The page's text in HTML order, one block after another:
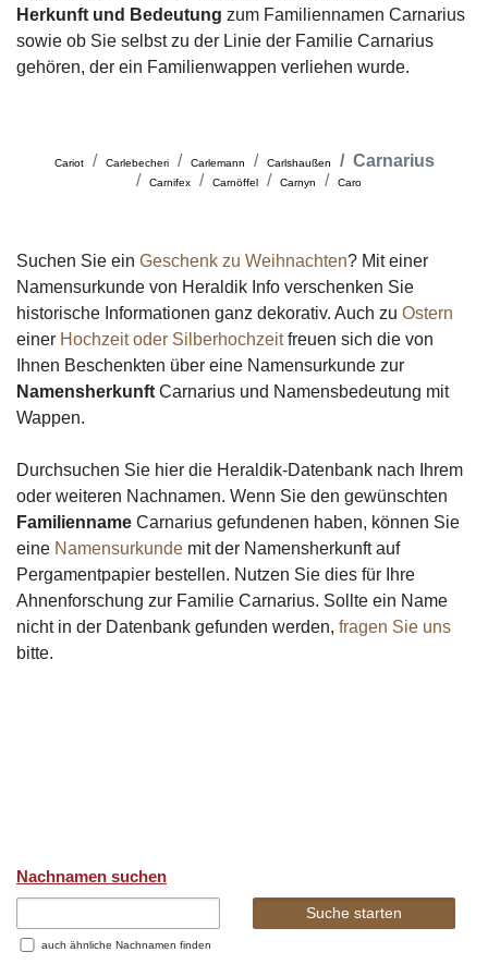
Herkunft und Bedeutung zum Familiennamen Carnarius
sowie ob Sie selbst zu der Linie der Familie Carnarius
gehören, der ein Familienwappen verliehen wurde.
Cariot Carlebecheri Carlemann Carlshaußen Carnarius
Carnifex Carnöffel Carnyn Caro
Suchen Sie ein Geschenk zu Weihnachten? Mit einer
Namensurkunde von Heraldik Info verschenken Sie
historische Informationen ganz dekorativ. Auch zu Ostern
einer Hochzeit oder Silberhochzeitfreuen sich die von
Ihnen Beschenkten über eine Namensurkunde zur
Namensherkunft Carnarius und Namensbedeutung mit
Wappen.
Durchsuchen Sie hier die Heraldik-Datenbank nach Ihrem
oder weiteren Nachnamen. Wenn Sie den gewünschten
Familienname Carnarius gefundenen haben, können Sie
eine Namensurkunde mit der Namensherkunft auf
Pergamentpapier bestellen. Nutzen Sie dies für Ihre
Ahnenforschung zur Familie Carnarius. Sollte ein Name
nicht in der Datenbank gefunden werden, fragen Sie uns
bitte.
Nachnamen suchen
auch ähnliche Nachnamen finden